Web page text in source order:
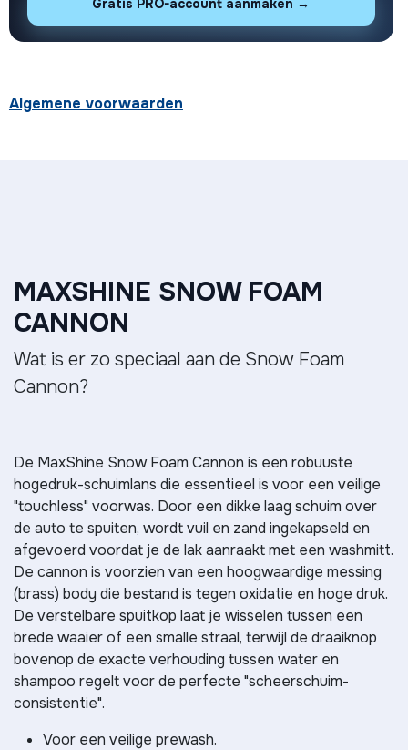
Gratis PRO-account aanmaken →
Algemene voorwaarden
MAXSHINE SNOW FOAM
CANNON
Wat is er zo speciaal aan de Snow Foam
Cannon?
De MaxShine Snow Foam Cannon is een robuuste
hogedruk-schuimlans die essentieel is voor een veilige
"touchless" voorwas. Door een dikke laag schuim over
de auto te spuiten, wordt vuil en zand ingekapseld en
afgevoerd voordat je de lak aanraakt met een washmitt.
De cannon is voorzien van een hoogwaardige messing
(brass) body die bestand is tegen oxidatie en hoge druk.
De verstelbare spuitkop laat je wisselen tussen een
brede waaier of een smalle straal, terwijl de draaiknop
bovenop de exacte verhouding tussen water en
shampoo regelt voor de perfecte "scheerschuim-
consistentie".
Voor een veilige prewash.